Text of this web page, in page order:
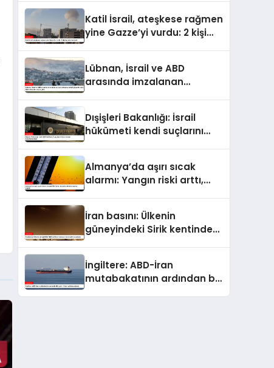
Katil İsrail, ateşkese rağmen
yine Gazze’yi vurdu: 2 kişi
Lübnan, İsrail ve ABD
arasında imzalanan
detaylar ortaya çıktı
Dışişleri Bakanlığı: İsrail
hükümeti kendi suçlarını
Almanya’da aşırı sıcak
alarmı: Yangın riski arttı,
İran basını: Ülkenin
güneyindeki Sirik kentinde
İngiltere: ABD-İran
mutabakatının ardından bir